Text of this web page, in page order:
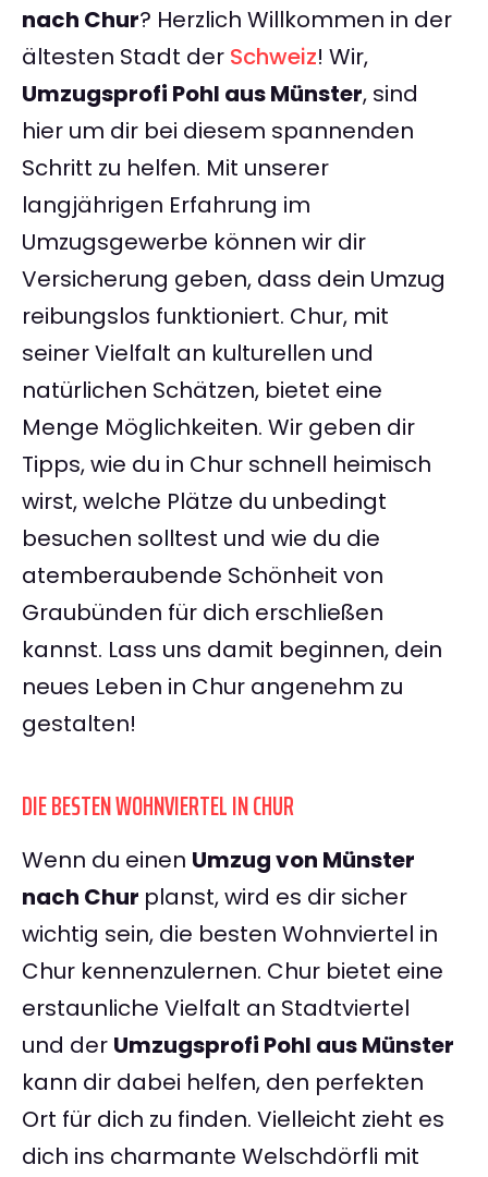
nach Chur? Herzlich Willkommen in der
ältesten Stadt der Schweiz! Wir,
Umzugsprofi Pohl aus Münster, sind
hier um dir bei diesem spannenden
Schritt zu helfen. Mit unserer
langjährigen Erfahrung im
Umzugsgewerbe können wir dir
Versicherung geben, dass dein Umzug
reibungslos funktioniert. Chur, mit
seiner Vielfalt an kulturellen und
natürlichen Schätzen, bietet eine
Menge Möglichkeiten. Wir geben dir
Tipps, wie du in Chur schnell heimisch
wirst, welche Plätze du unbedingt
besuchen solltest und wie du die
atemberaubende Schönheit von
Graubünden für dich erschließen
kannst. Lass uns damit beginnen, dein
neues Leben in Chur angenehm zu
gestalten!
DIE BESTEN WOHNVIERTEL IN CHUR
Wenn du einen Umzug von Münster
nach Chur planst, wird es dir sicher
wichtig sein, die besten Wohnviertel in
Chur kennenzulernen. Chur bietet eine
erstaunliche Vielfalt an Stadtviertel
und der Umzugsprofi Pohl aus Münster
kann dir dabei helfen, den perfekten
Ort für dich zu finden. Vielleicht zieht es
dich ins charmante Welschdörfli mit